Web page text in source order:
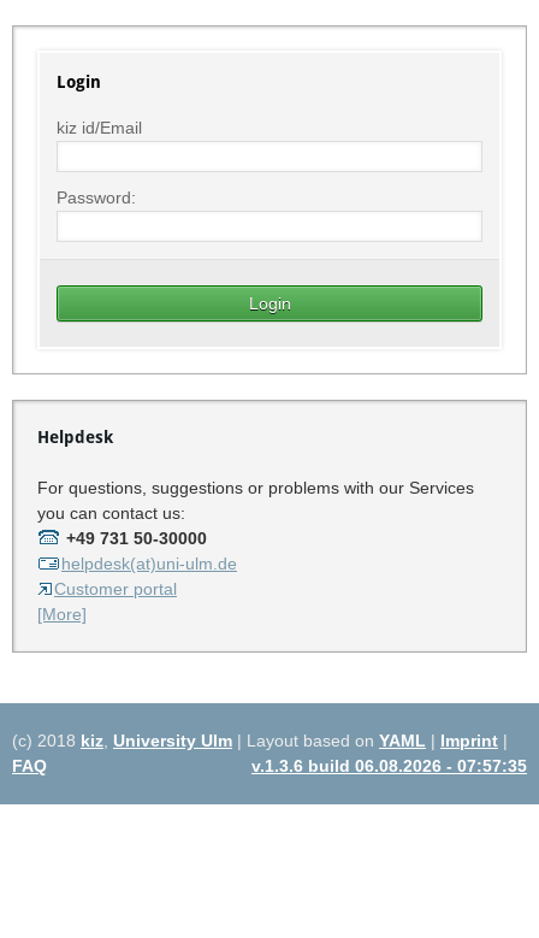
Login
kiz id/Email
Password:
Helpdesk
For questions, suggestions or problems with our Services
you can contact us:
+49 731 50-30000
helpdesk(at)uni-ulm.de
Customer portal
[More]
(c) 2018 kiz University Ulm | Layout based on YAML | Imprint |
FAQ
v.1.3.6 build 06.08.2026 - 07:57:35